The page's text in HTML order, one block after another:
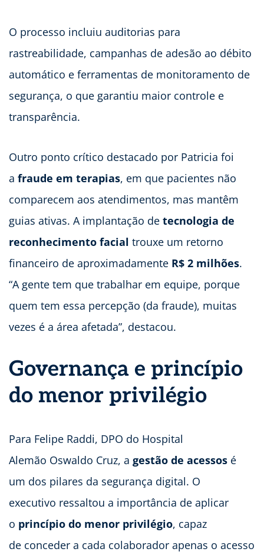
O processo incluiu auditorias para
rastreabilidade, campanhas de adesão ao débito
automático e ferramentas de monitoramento de
segurança, o que garantiu maior controle e
transparência.
Outro ponto crítico destacado por Patricia foi
a fraude em terapias, em que pacientes não
comparecem aos atendimentos, mas mantêm
guias ativas. A implantação de tecnologia de
reconhecimento facial trouxe um retorno
financeiro de aproximadamente R$ 2 milhões.
“A gente tem que trabalhar em equipe, porque
quem tem essa percepção (da fraude), muitas
vezes é a área afetada”, destacou.
Governança e princípio
do menor privilégio
Para Felipe Raddi, DPO do Hospital
Alemão Oswaldo Cruz, a gestão de acessos é
um dos pilares da segurança digital. O
executivo ressaltou a importância de aplicar
o princípio do menor privilégio, capaz
de conceder a cada colaborador apenas o acesso